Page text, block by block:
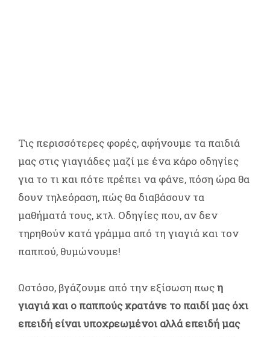
Τις περισσότερες φορές, αφήνουμε τα παιδιά
μας στις γιαγιάδες μαζί με ένα κάρο οδηγίες
για το τι και πότε πρέπει να φάνε, πόση ώρα θα
δουν τηλεόραση, πώς θα διαβάσουν τα
μαθήματά τους, κτλ. Οδηγίες που, αν δεν
τηρηθούν κατά γράμμα από τη γιαγιά και τον
παππού, θυμώνουμε!
Ωστόσο, βγάζουμε από την εξίσωση πωςη
γιαγιά και ο παππούς κρατάνε το παιδί μας όχι
επειδή είναι υποχρεωμένοι αλλά επειδή μας